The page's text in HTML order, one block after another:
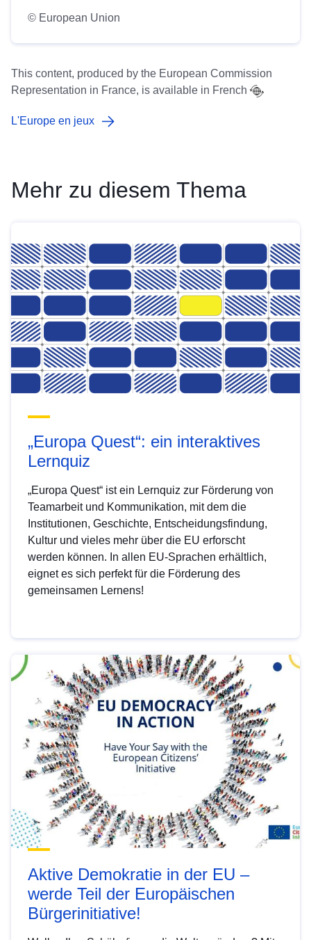
This content, produced by the European Commission
Representation in France, is available in French
L'Europe en jeux
© European Union
Mehr zu diesem Thema
„Europa Quest“: ein interaktives
Lernquiz
„Europa Quest“ ist ein Lernquiz zur Förderung von
Teamarbeit und Kommunikation, mit dem die
Institutionen, Geschichte, Entscheidungsfindung,
Kultur und vieles mehr über die EU erforscht
werden können. In allen EU-Sprachen erhältlich,
eignet es sich perfekt für die Förderung des
gemeinsamen Lernens!
Aktive Demokratie in der EU –
werde Teil der Europäischen
Bürgerinitiative!